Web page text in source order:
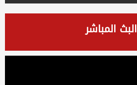
البث المباشر